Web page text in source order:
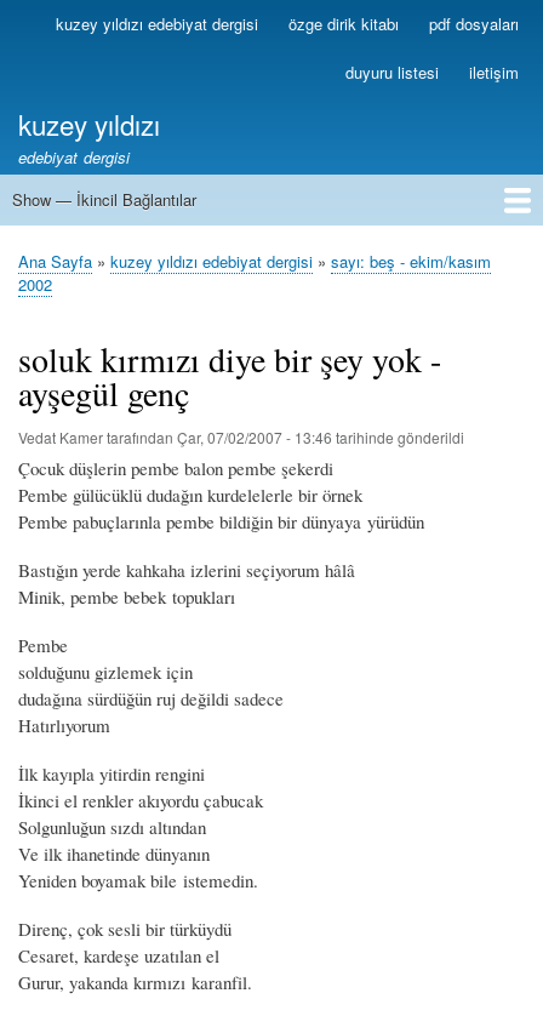
Ana
içeriğe
Birincilkuzey yıldızı edebiyat dergisi özge dirik kitabı pdf dosyaları
duyuru listesi iletişim
kuzey yıldızı
edebiyat dergisi
İkincil
Show — İkincil Bağlantılar
1
2
3
4
5
6
7
8
9
10
11
12
13
Sayfa
Ana Sayfa kuzey yıldızı edebiyat dergisi
sayı: beş - ekim/kasım
2002
soluk kırmızı diye bir şey yok -
ayşegül genç
Vedat Kamertarafından Çar, 07/02/2007 - 13:46 tarihinde gönderildi
Çocuk düşlerin pembe balon pembe şekerdi
Pembe gülücüklü dudağın kurdelelerle bir örnek
Pembe pabuçlarınla pembe bildiğin bir dünyaya yürüdün
Bastığın yerde kahkaha izlerini seçiyorum hâlâ
Minik, pembe bebek topukları
Pembe
solduğunu gizlemek için
dudağına sürdüğün ruj değildi sadece
Hatırlıyorum
İlk kayıpla yitirdin rengini
İkinci el renkler akıyordu çabucak
Solgunluğun sızdı altından
Ve ilk ihanetinde dünyanın
Yeniden boyamak bile istemedin.
Direnç, çok sesli bir türküydü
Cesaret, kardeşe uzatılan el
Gurur, yakanda kırmızı karanfil.